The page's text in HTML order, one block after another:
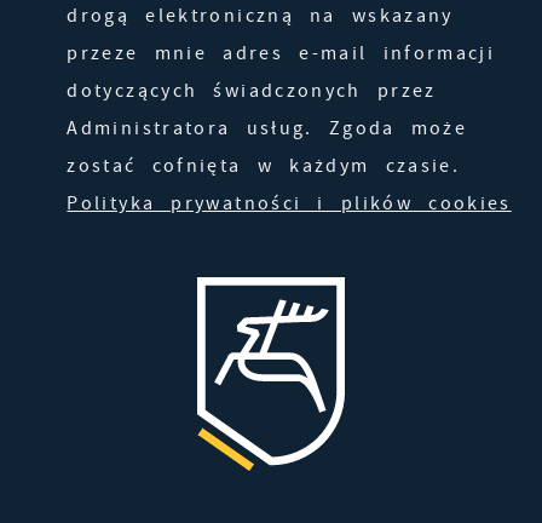
drogą elektroniczną na wskazany
przeze mnie adres e-mail informacji
dotyczących świadczonych przez
Administratora usług. Zgoda może
zostać cofnięta w każdym czasie.
Polityka prywatności i plików cookies
pojawić się na stronach podmiotów trzecich
lub firm będących naszymi partnerami oraz
charakterze pośredników prezentujących nasze
treści w postaci wiadomości, ofert,
komunikatów mediów społecznościowych.